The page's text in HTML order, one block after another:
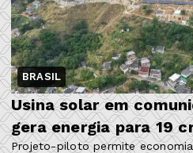
BRASIL
Usina solar em
gera energia para 19
Projeto-piloto permite